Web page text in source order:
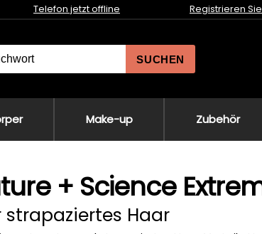
Telefon jetzt offline Registrieren
SUCHEN
Make-up Zubehör
+ Science
Haar